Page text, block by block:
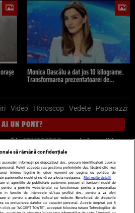
Monica Dascălu a dat jos 10 kilograme.
Transformarea prezentatoarei de…
Video Horoscop Vedete Paparazzi
AI UN PONT?
la 0741226226 sau trimite mail la
Știri externe
Politică
Iubirii Dictionar de vise
LIFE STYLE
Horoscop
să rămână confidențiale
informații pe dispozitivul dvs., precum identificatorii cookie
Puteți accepta sau gestiona preferințele dvs. făcând clic mai
interes legitim în orice moment pe pagina cu politica de
partenerilor noștri și nu vă vor afecta navigarea.
Mai multe detalii
si agentiile de publicitate partenere, precum si furnizorii nostri de
a permite website-ului sa functioneze, pentru a personaliza
in functie de interesele si/sau profilul dvs., pentru a va oferi
si pentru a analiza traficul pe website. Beneficiati de drepturile
cu prelucrarea datelor cu caracter personal. Aceste drepturi pot fi
click pe “ACCEPT TOATE”, acceptati folosirea tuturor Tehnologiilor de